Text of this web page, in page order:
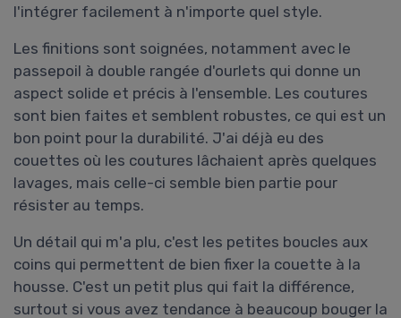
l'intégrer facilement à n'importe quel style.
Les finitions sont soignées, notamment avec le
passepoil à double rangée d'ourlets qui donne un
aspect solide et précis à l'ensemble. Les coutures
sont bien faites et semblent robustes, ce qui est un
bon point pour la durabilité. J'ai déjà eu des
couettes où les coutures lâchaient après quelques
lavages, mais celle-ci semble bien partie pour
résister au temps.
Un détail qui m'a plu, c'est les petites boucles aux
coins qui permettent de bien fixer la couette à la
housse. C'est un petit plus qui fait la différence,
surtout si vous avez tendance à beaucoup bouger la